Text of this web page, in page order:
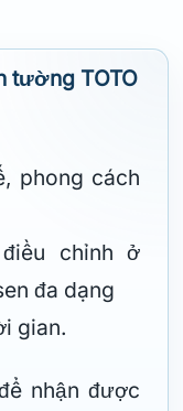
tường TOTO
phong cách
chỉnh ở
đa dạng
gian.
nhận được